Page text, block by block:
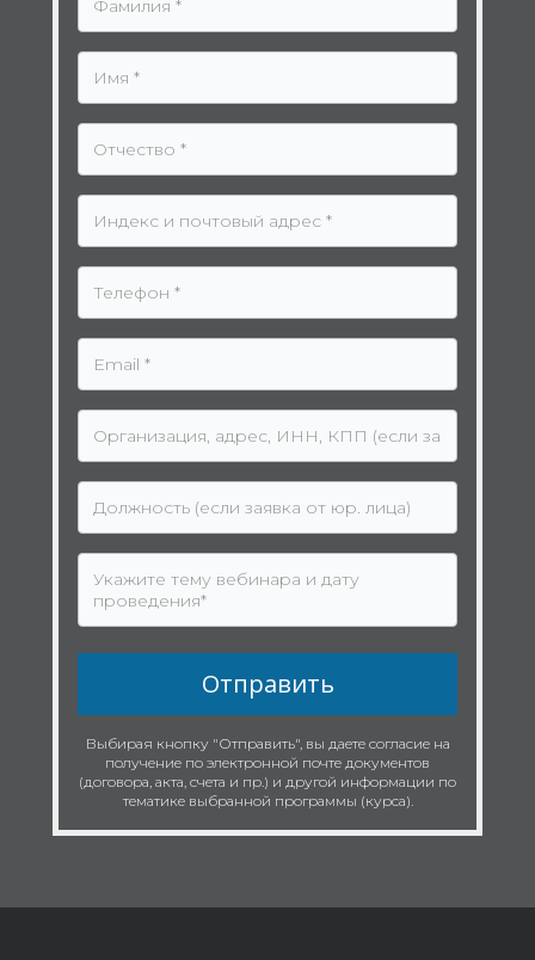
Отправить
Выбирая кнопку "Отправить", вы даете согласие на
получение по электронной почте документов
(договора, акта, счета и пр.) и другой информации по
тематике выбранной программы (курса).